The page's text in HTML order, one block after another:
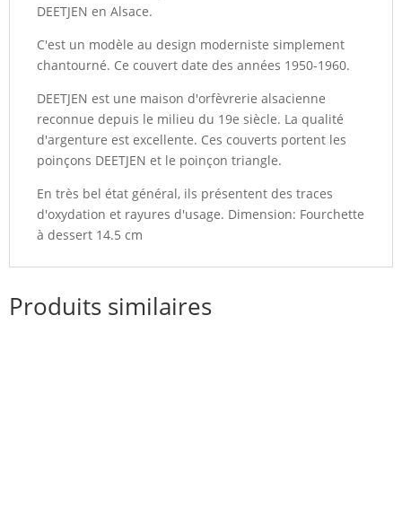
DEETJEN en Alsace.
C'est un modèle au design moderniste simplement
chantourné. Ce couvert date des années 1950-1960.
DEETJEN est une maison d'orfèvrerie alsacienne
reconnue depuis le milieu du 19e siècle. La qualité
d'argenture est excellente. Ces couverts portent les
poinçons DEETJEN et le poinçon triangle.
En très bel état général, ils présentent des traces
d'oxydation et rayures d'usage. Dimension: Fourchette
à dessert 14.5 cm
Produits similaires